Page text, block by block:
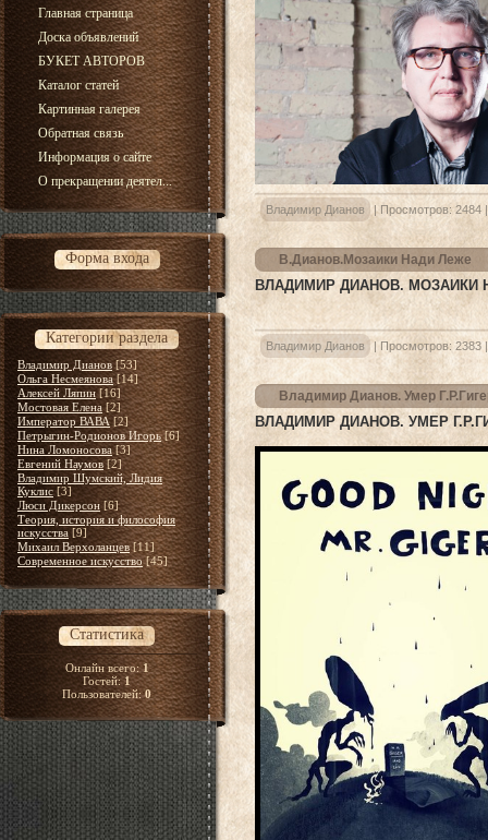
Главная страница
Доска объявлений
БУКЕТ АВТОРОВ
Каталог статей
Картинная галерея
Обратная связь
Информация о сайте
О прекращении деятел...
Форма входа
Категории раздела
Владимир Дианов [53]
Ольга Несмеянова [14]
Алексей Ляпин [16]
Мостовая Елена [2]
Император ВАВА [2]
Петрыгин-Родионов Игорь [6]
Нина Ломоносова [3]
Евгений Наумов [2]
Владимир Шумский, Лидия
Куклис [3]
Люси Дикерсон [6]
Теория, история и философия
искусства [9]
Михаил Верхоланцев [11]
Современное искусство [45]
Статистика
Онлайн всего:1
Гостей:1
Пользователей:0
Владимир Дианов | Просмотров: 2484
В.Дианов.Мозаики Нади Леже
ВЛАДИМИР ДИАНОВ. МОЗАИКИ
Владимир Дианов | Просмотров: 2383
Владимир Дианов. Умер
ВЛАДИМИР ДИАНОВ. УМЕР